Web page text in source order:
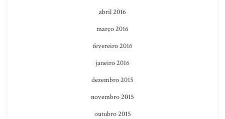
abril 2016
março 2016
fevereiro 2016
janeiro 2016
dezembro 2015
novembro 2015
outubro 2015